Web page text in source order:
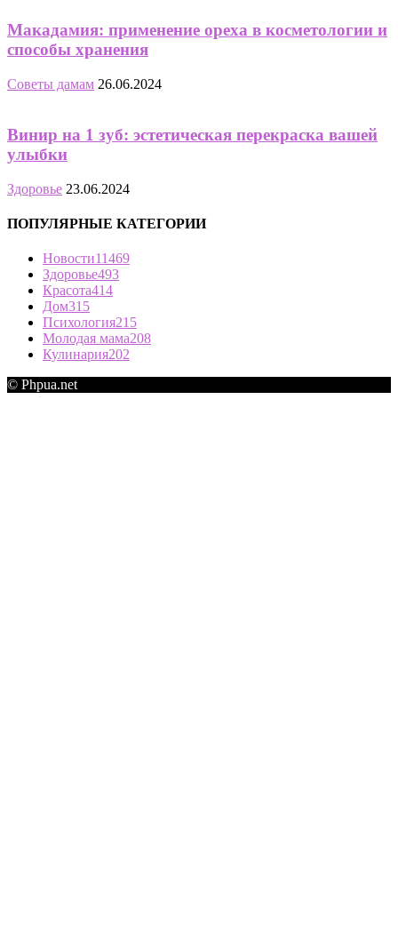
Макадамия: применение ореха в косметологии и
способы хранения
Советы дамам 26.06.2024
Винир на 1 зуб: эстетическая перекраска вашей
улыбки
Здоровье 23.06.2024
ПОПУЛЯРНЫЕ КАТЕГОРИИ
Новости11469
Здоровье493
Красота414
Дом315
Психология215
Молодая мама208
Кулинария202
© Phpua.net